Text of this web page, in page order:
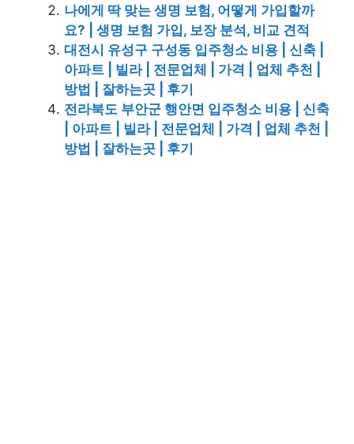
나에게 딱 맞는 생명 보험, 어떻게 가입할까
요? | 생명 보험 가입, 보장 분석, 비교 견적
대전시 유성구 구성동 입주청소 비용 | 신축 |
아파트 | 빌라 | 전문업체 | 가격 | 업체 추천 |
방법 | 잘하는곳 | 후기
전라북도 부안군 행안면 입주청소 비용 | 신축
| 아파트 | 빌라 | 전문업체 | 가격 | 업체 추천 |
방법 | 잘하는곳 | 후기